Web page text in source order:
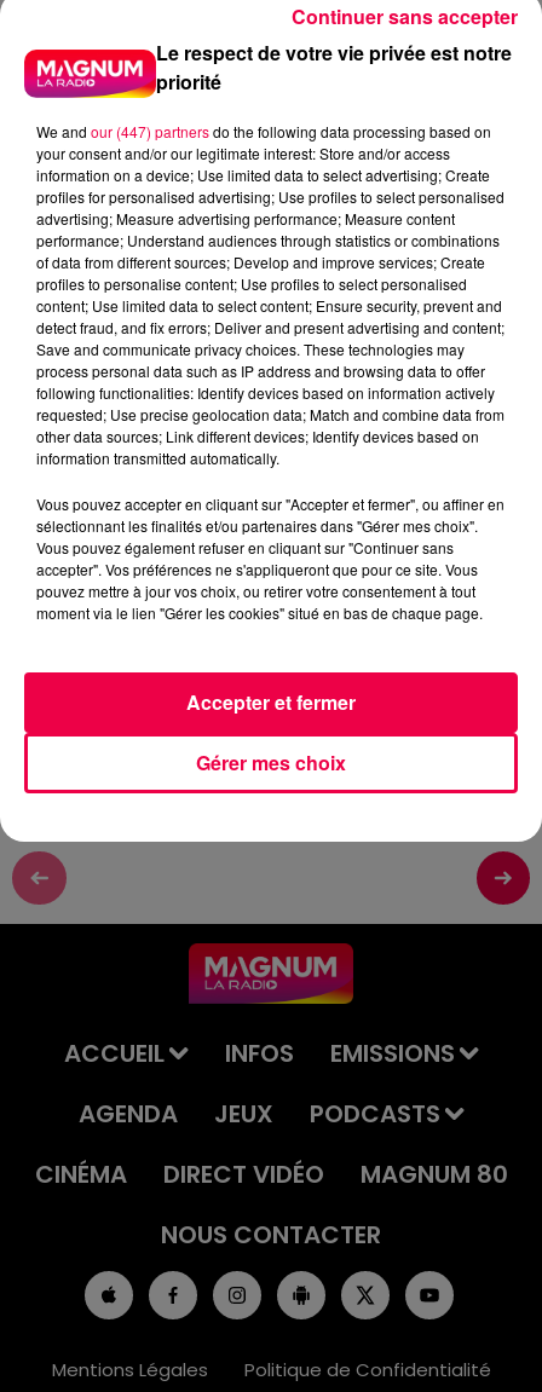
DJ MAGOUILLE
MAGNUM CAFE
HEILLECOURT
LORRAINE
MEURTHE ET MOSELLE
Rémy
AVEC CHRISTELLE D'HEILLECOURT
0:00
29 mai 2026
DJ MAGOUILLE DU 29/05/26
DJ MAGOUILLE DU 29/05/26 AVEC CHRISTELLE
ACCUEIL INFOS
EMISSIONS
AGENDA
JEUX
PODCASTS
CINÉMA
DIRECT VIDÉO
MAGNUM 80
NOUS CONTACTER
Mentions Légales Politique de Confidentialité
Le respect de votre vie privée est notre
priorité
We and our (447) partnersdo the following data processing based on
your consent and/or our legitimate interest: Store and/or access
information on a device; Use limited data to select advertising; Create
profiles for personalised advertising; Use profiles to select personalised
advertising; Measure advertising performance; Measure content
performance; Understand audiences through statistics or combinations
of data from different sources; Develop and improve services; Create
profiles to personalise content; Use profiles to select personalised
content; Use limited data to select content; Ensure security, prevent and
detect fraud, and fix errors; Deliver and present advertising and content;
Save and communicate privacy choices. These technologies may
process personal data such as IP address and browsing data to offer
following functionalities: Identify devices based on information actively
requested; Use precise geolocation data; Match and combine data from
other data sources; Link different devices; Identify devices based on
information transmitted automatically.
Vous pouvez accepter en cliquant sur "Accepter et fermer", ou affiner en
sélectionnant les finalités et/ou partenaires dans "Gérer mes choix".
Vous pouvez également refuser en cliquant sur "Continuer sans
accepter". Vos préférences ne s'appliqueront que pour ce site. Vous
pouvez mettre à jour vos choix, ou retirer votre consentement à tout
moment via le lien "Gérer les cookies" situé en bas de chaque page.
Gérer mes choix
Accepter et fermer
Continuer sans accepter